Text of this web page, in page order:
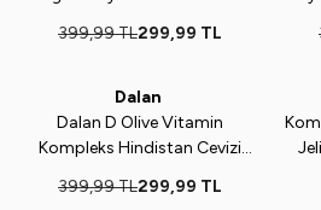
399,99TL299,99 TL
Dalan
Dalan D Olive Vitamin
Kompleks Hindistan Cevizi
ml + 150 ml
399,99TL299,99 TL